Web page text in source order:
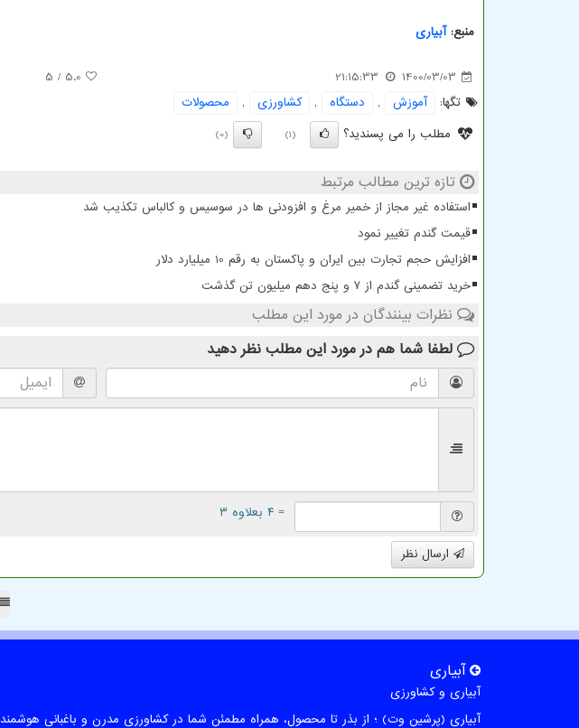
منبع:آبیاری
1400/03/03
21:15:33
5.0
/ 5
تگها:
آموزش , دستگاه , كشاورزی ,
محصولات
مطلب را می پسندید؟
(1)
(0)
تازه ترین مطالب مرتبط
استفاده غیر مجاز از خمیر مرغ و افزودنی ها در سوسیس و کالباس تکذیب شد
قیمت گندم تغییر نمود
افزایش حجم تجارت بین ایران و پاکستان به رقم 10 میلیارد دلار
خرید تضمینی گندم از ۷ و پنج دهم میلیون تن گذشت
نظرات بینندگان در مورد این مطلب
لطفا شما هم در مورد این مطلب نظر دهید
= ۴ بعلاوه ۳
ارسال نظر
آبیاری
آبیاری و کشاورزی
آبیاری (پرشین وت) ؛ از بذر تا محصول، همراه مطمئن شما در کشاورزی مدرن و باغبانی هوشمند